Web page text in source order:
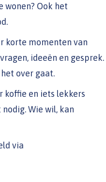
Ook het
korte momenten van
ideeën en gesprek.
over gaat.
koffie en iets lekkers
Wie wil, kan
via